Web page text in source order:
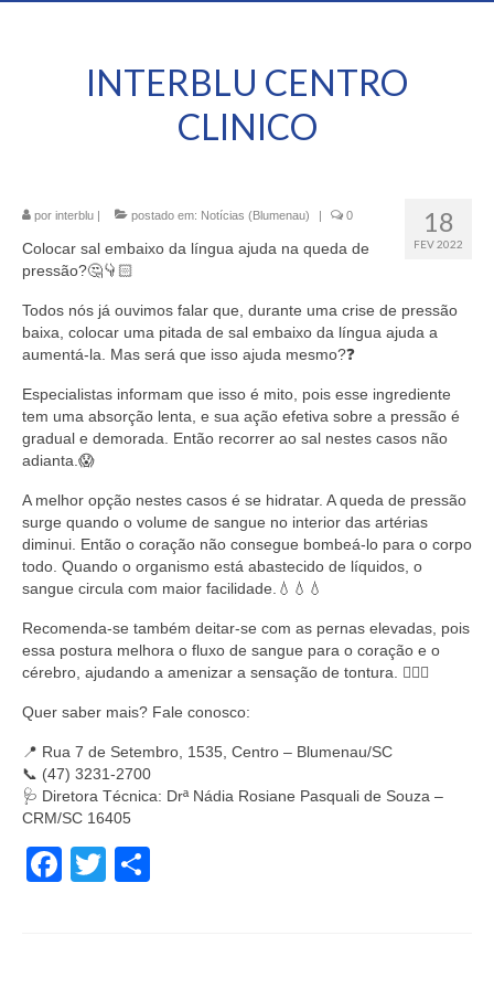
INTERBLU CENTRO
CLINICO
18
FEV 2022
por interblu | postado em: Notícias (Blumenau) | 0
Colocar sal embaixo da língua ajuda na queda de
pressão?🤔👇🏻
Todos nós já ouvimos falar que, durante uma crise de pressão
baixa, colocar uma pitada de sal embaixo da língua ajuda a
aumentá-la. Mas será que isso ajuda mesmo?❓
Especialistas informam que isso é mito, pois esse ingrediente
tem uma absorção lenta, e sua ação efetiva sobre a pressão é
gradual e demorada. Então recorrer ao sal nestes casos não
adianta.😱
A melhor opção nestes casos é se hidratar. A queda de pressão
surge quando o volume de sangue no interior das artérias
diminui. Então o coração não consegue bombeá-lo para o corpo
todo. Quando o organismo está abastecido de líquidos, o
sangue circula com maior facilidade.💧💧💧
Recomenda-se também deitar-se com as pernas elevadas, pois
essa postura melhora o fluxo de sangue para o coração e o
cérebro, ajudando a amenizar a sensação de tontura. 👍🏻😃
Quer saber mais? Fale conosco:
📍 Rua 7 de Setembro, 1535, Centro – Blumenau/SC
📞 (47) 3231-2700
🩺 Diretora Técnica: Drª Nádia Rosiane Pasquali de Souza –
CRM/SC 16405
Facebook
Twitter